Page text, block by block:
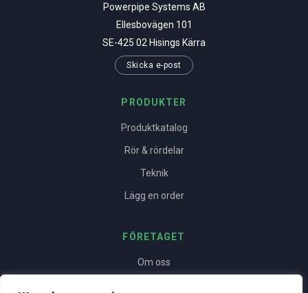
Powerpipe Systems AB
Ellesbovägen 101
SE-425 02 Hisings Kärra
Skicka e-post
PRODUKTER
Produktkatalog
Rör & rördelar
Teknik
Lägg en order
FÖRETAGET
Om oss